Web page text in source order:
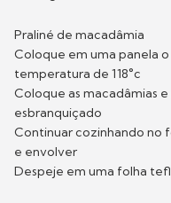
Praliné de macadâmia
Coloque em uma panela
temperatura de 118°c
Coloque as macadâmias
esbranquiçado
Continuar cozinhando no
e envolver
Despeje em uma folha